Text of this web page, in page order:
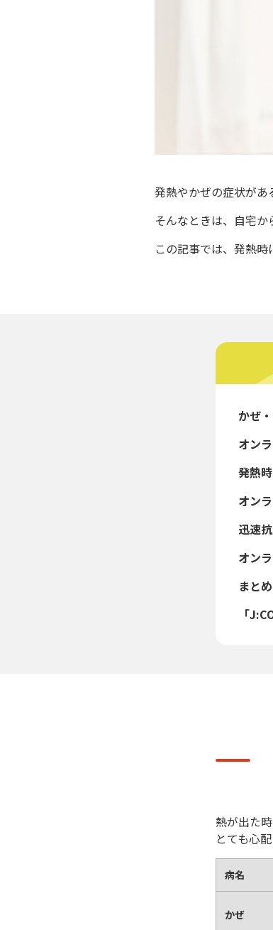
発熱やかぜの症状が
そんなときは、自宅か
この記事では、発熱
かぜ
オン
発熱
オン
迅速
オン
まと
「
熱が出た
とても心
病名
かぜ